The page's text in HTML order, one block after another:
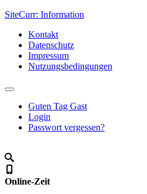
SiteCurr: Information
Kontakt
Datenschutz
Impressum
Nutzungsbedingungen
Guten Tag Gast
Login
Passwort vergessen?
Online-Zeit